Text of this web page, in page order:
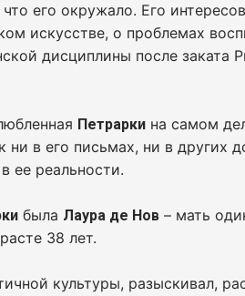
его окружало. Его
искусстве, о проблемах
дисциплины после
Петрарки на самом
ни в его письмах, ни в других
ее реальности.
была Лаура де Нов – мать
38 лет.
культуры, разыскивал,